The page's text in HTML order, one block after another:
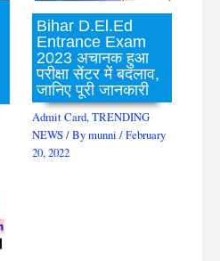
Bihar D.El.Ed
Entrance Exam
2023 अचानक हुआ
परीक्षा सेंटर में बदलाव,
जानिए पूरी जानकारी
Admit Card,TRENDING
NEWS/ Bymunni /February
20, 2022